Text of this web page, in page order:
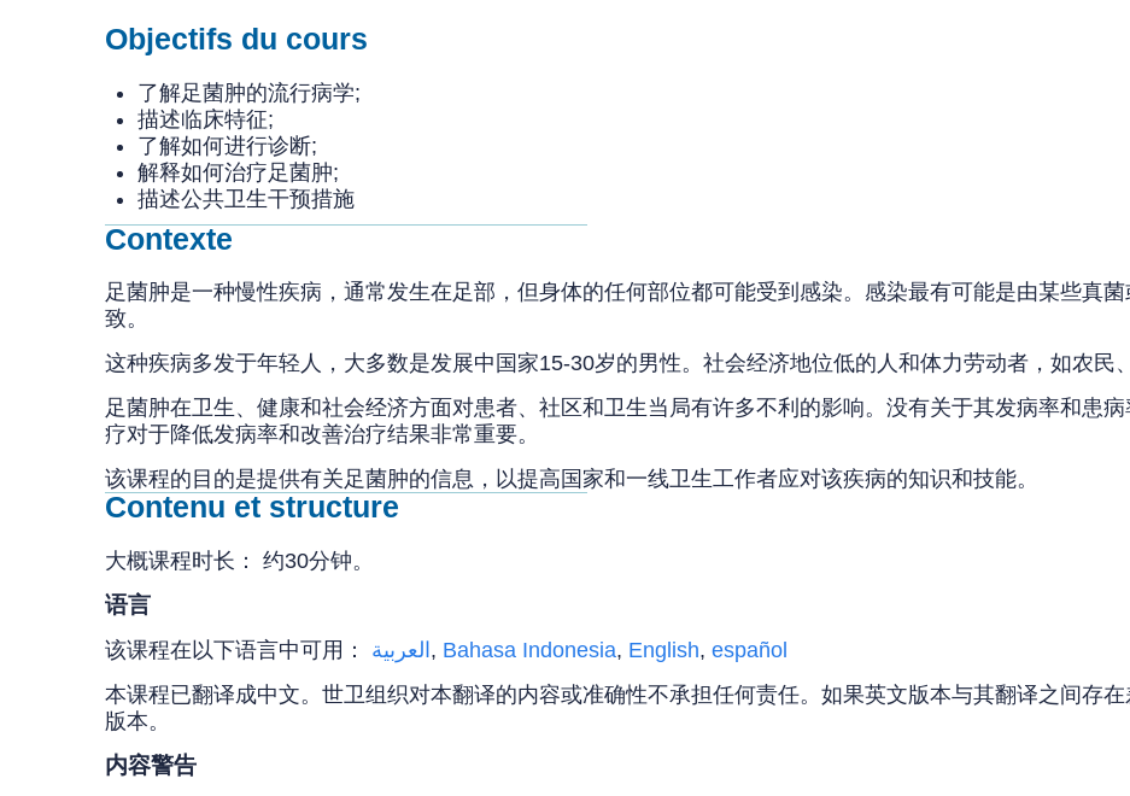
Objectifs du cours
了解足菌肿的流行病学;
描述临床特征;
了解如何进行诊断;
解释如何治疗足菌肿;
描述公共卫生干预措施
Contexte
足菌肿是一种慢性疾病，通常发生在足部，但身体的任何部位都可能受到感染。感染最有可能是由某些真
致。
这种疾病多发于年轻人，大多数是发展中国家15-30岁的男性。社会经济地位低的人和体力劳动者，如农民
足菌肿在卫生、健康和社会经济方面对患者、社区和卫生当局有许多不利的影响。没有关于其发病率和患
疗对于降低发病率和改善治疗结果非常重要。
该课程的目的是提供有关足菌肿的信息，以提高国家和一线卫生工作者应对该疾病的知识和技能。
Contenu et structure
大概课程时长： 约30分钟。
语言
该课程在以下语言中可用： العربية, Bahasa Indonesia, English, español
本课程已翻译成中文。世卫组织对本翻译的内容或准确性不承担任何责任。如果英文版本与其翻译之间存
版本。
内容警告